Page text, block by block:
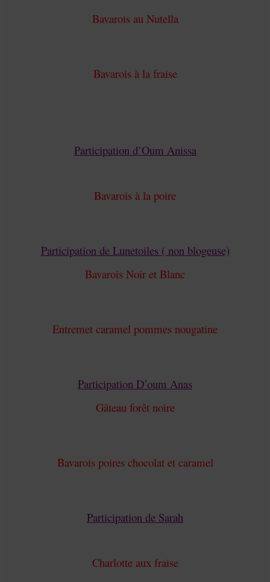
Bavarois au Nutella
Bavarois à la fraise
Participation d’Oum Anissa
Bavarois à la poire
Participation de Lunetoiles ( non blogeuse)
Bavarois Noir et Blanc
Entremet caramel pommes nougatine
Participation D’oum Anas
Gâteau forêt noire
Bavarois poires chocolat et caramel
Participation de Sarah
Charlotte aux fraise